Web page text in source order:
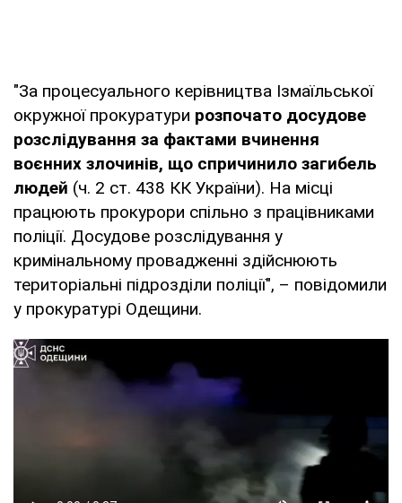
"За процесуального керівництва Ізмаїльської
окружної прокуратури розпочато досудове
розслідування за фактами вчинення
воєнних злочинів, що спричинило загибель
людей (ч. 2 ст. 438 КК України). На місці
працюють прокурори спільно з працівниками
поліції. Досудове розслідування у
кримінальному провадженні здійснюють
територіальні підрозділи поліції", – повідомили
у прокуратурі Одещини.